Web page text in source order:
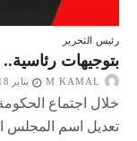
رئيس التحرير
بتوجيهات
M KAMAL يناير 18, 2026
خلال اجتماع
تعديل اسم المجلس